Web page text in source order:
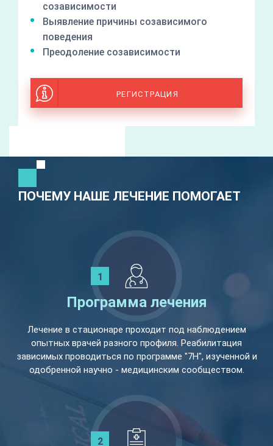
созависимости
Выявление причины созависимого
поведения
Преодоление созависимости
РЕГИСТРАЦИЯ
ПОЧЕМУ НАШЕ ЛЕЧЕНИЕ ПОМОГАЕТ
Программа лечения
Лечение в стационаре проходит под наблюдением
опытных врачей разного профиля. Реабилитация
зависимых проводиться по программе "7Н", изученной и
одобренной научно - медицинским сообществом.